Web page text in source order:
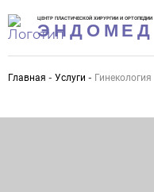
ЦЕНТР ПЛАСТИЧЕСКОЙ ХИРУРГИИ И ОРТОПЕДИИ
ЭНДОМЕД
Главная Услуги Гинекология